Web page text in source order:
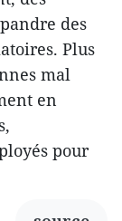
des
Plus
mal
en
pour